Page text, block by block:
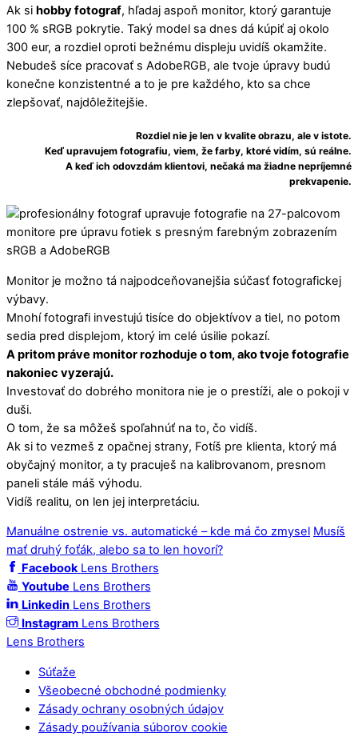
Ak si hobby fotograf, hľadaj aspoň monitor, ktorý garantuje
100 % sRGB pokrytie. Taký model sa dnes dá kúpiť aj okolo
300 eur, a rozdiel oproti bežnému displeju uvidíš okamžite.
Nebudeš síce pracovať s AdobeRGB, ale tvoje úpravy budú
konečne konzistentné a to je pre každého, kto sa chce
zlepšovať, najdôležitejšie.
Rozdiel nie je len v kvalite obrazu, ale v istote.
Keď upravujem fotografiu, viem, že farby, ktoré vidím, sú reálne.
A keď ich odovzdám klientovi, nečaká ma žiadne nepríjemné
prekvapenie.
Monitor je možno tá najpodceňovanejšia súčasť fotografickej
výbavy.
Mnohí fotografi investujú tisíce do objektívov a tiel, no potom
sedia pred displejom, ktorý im celé úsilie pokazí.
A pritom práve monitor rozhoduje o tom, ako tvoje fotografie
nakoniec vyzerajú.
Investovať do dobrého monitora nie je o prestíži, ale o pokoji v
duši.
O tom, že sa môžeš spoľahnúť na to, čo vidíš.
Ak si to vezmeš z opačnej strany, Fotíš pre klienta, ktorý má
obyčajný monitor, a ty pracuješ na kalibrovanom, presnom
paneli stále máš výhodu.
Vidíš realitu, on len jej interpretáciu.
Manuálne ostrenie vs. automatické – kde má čo zmysel Musíš
mať druhý foťák, alebo sa to len hovorí?
Facebook Lens Brothers
Youtube Lens Brothers
Linkedin Lens Brothers
Instagram Lens Brothers
Lens Brothers
Súťaže
Všeobecné obchodné podmienky
Zásady ochrany osobných údajov
Zásady používania súborov cookie